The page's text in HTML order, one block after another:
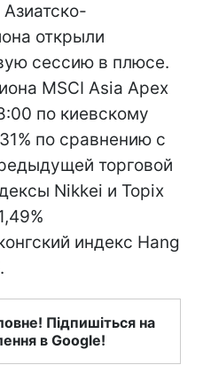
открыли
сессию в плюсе.
MSCI Asia Apex
по киевскому
по сравнению с
торговой
Nikkei и Topix
индекс Hang
Підпишіться на
в Google!